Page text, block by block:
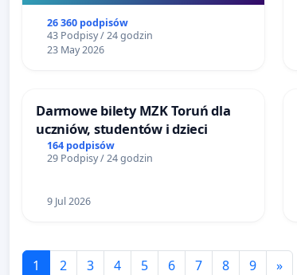
26 360 podpisów
43 Podpisy / 24 godzin
23 May 2026
Darmowe bilety MZK Toruń dla
uczniów, studentów i dzieci
164 podpisów
29 Podpisy / 24 godzin
9 Jul 2026
1 2 3 4 5 6 7 8 9 »